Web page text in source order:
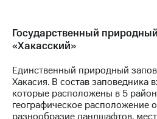
Государственный
«Хакасский»
Единственный природный
Хакасия. В состав заповедника
которые расположены в 5
географическое расположение